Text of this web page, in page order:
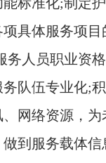
具体服务项目
务人员职业资
队伍专业化;
网络资源，
到服务载体